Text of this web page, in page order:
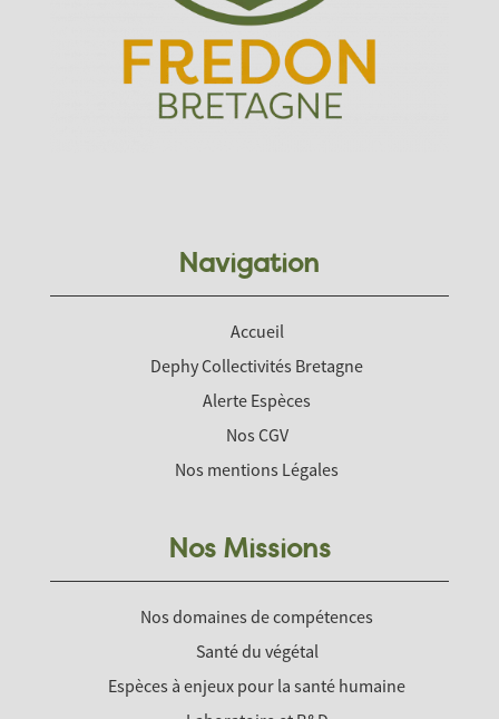
Navigation
Accueil
Dephy Collectivités Bretagne
Alerte Espèces
Nos CGV
Nos mentions Légales
Nos Missions
Nos domaines de compétences
Santé du végétal
Espèces à enjeux pour la santé humaine